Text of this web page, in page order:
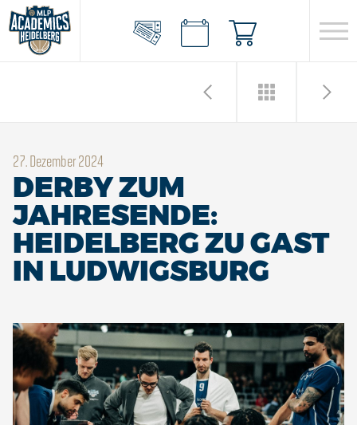
27. Dezember 2024
DERBY ZUM
JAHRESENDE:
HEIDELBERG ZU GAST
IN LUDWIGSBURG